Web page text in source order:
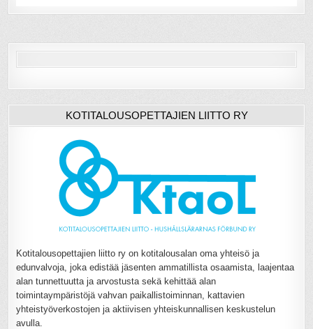
KOTITALOUSOPETTAJIEN LIITTO RY
Kotitalousopettajien liitto ry on kotitalousalan oma yhteisö ja
edunvalvoja, joka edistää jäsenten ammatillista osaamista, laajentaa
alan tunnettuutta ja arvostusta sekä kehittää alan
toimintaympäristöjä vahvan paikallistoiminnan, kattavien
yhteistyöverkostojen ja aktiivisen yhteiskunnallisen keskustelun
avulla.